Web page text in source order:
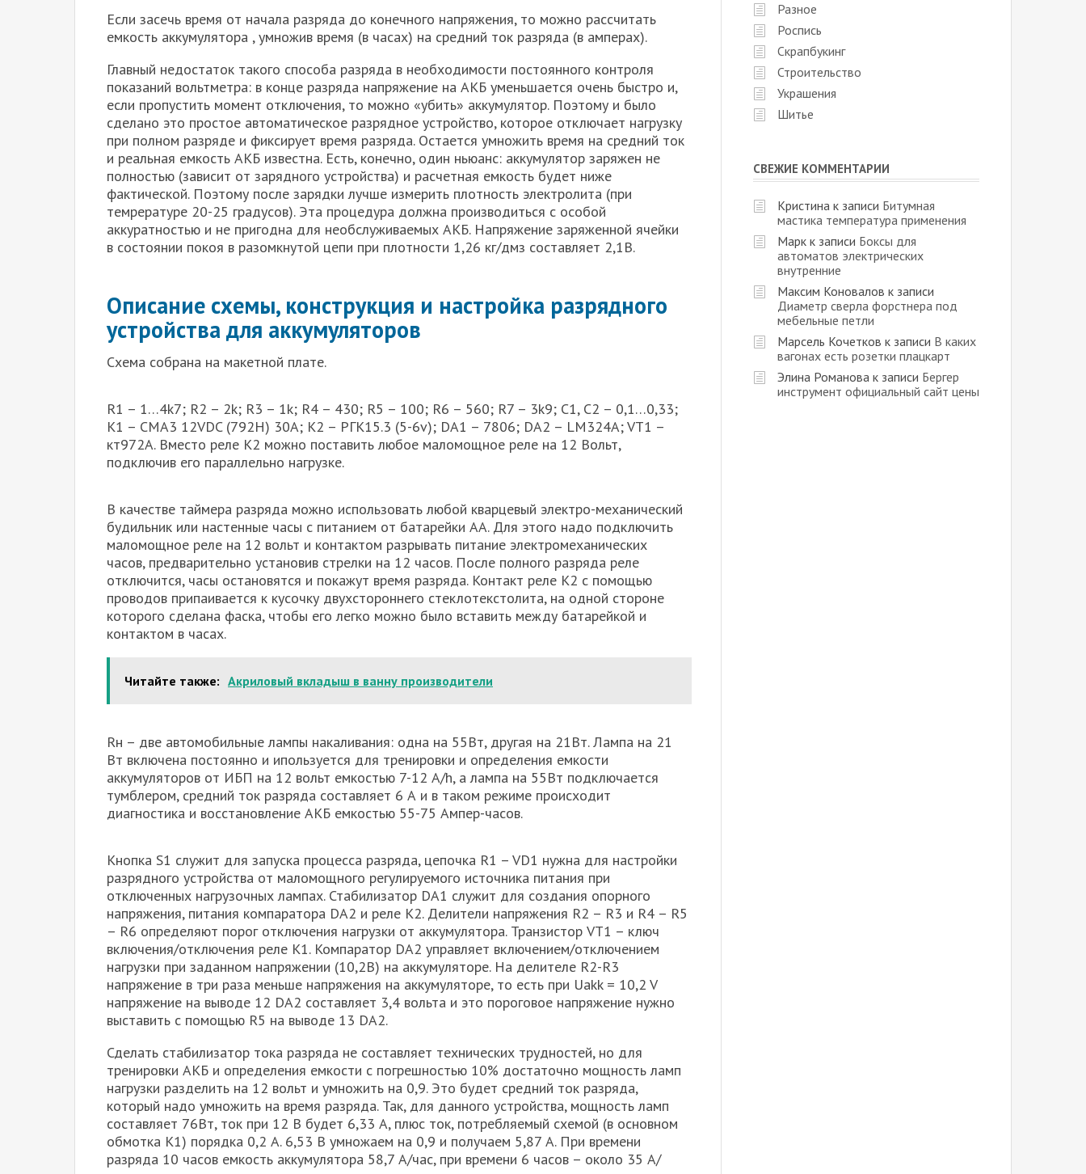
Если засечь время от начала разряда до конечного напряжения, то можно рассчитать
емкость аккумулятора , умножив время (в часах) на средний ток разряда (в амперах).
Главный недостаток такого способа разряда в необходимости постоянного контроля
показаний вольтметра: в конце разряда напряжение на АКБ уменьшается очень быстро и,
если пропустить момент отключения, то можно «убить» аккумулятор. Поэтому и было
сделано это простое автоматическое разрядное устройство, которое отключает нагрузку
при полном разряде и фиксирует время разряда. Остается умножить время на средний ток
и реальная емкость АКБ известна. Есть, конечно, один ньюанс: аккумулятор заряжен не
полностью (зависит от зарядного устройства) и расчетная емкость будет ниже
фактической. Поэтому после зарядки лучше измерить плотность электролита (при
темрературе 20-25 градусов). Эта процедура должна производиться с особой
аккуратностью и не пригодна для необслуживаемых АКБ. Напряжение заряженной ячейки
в состоянии покоя в разомкнутой цепи при плотности 1,26 кг/дмз составляет 2,1В.
Описание схемы, конструкция и настройка разрядного
устройства для аккумуляторов
Схема собрана на макетной плате.
R1 – 1…4k7; R2 – 2k; R3 – 1k; R4 – 430; R5 – 100; R6 – 560; R7 – 3k9; C1, C2 – 0,1…0,33;
K1 – CMA3 12VDC (792H) 30A; K2 – РГК15.3 (5-6v); DA1 – 7806; DA2 – LM324A; VT1 –
кт972А. Вместо реле К2 можно поставить любое маломощное реле на 12 Вольт,
подключив его параллельно нагрузке.
В качестве таймера разряда можно использовать любой кварцевый электро-механический
будильник или настенные часы с питанием от батарейки АА. Для этого надо подключить
маломощное реле на 12 вольт и контактом разрывать питание электромеханических
часов, предварительно установив стрелки на 12 часов. После полного разряда реле
отключится, часы остановятся и покажут время разряда. Контакт реле К2 с помощью
проводов припаивается к кусочку двухстороннего стеклотекстолита, на одной стороне
которого сделана фаска, чтобы его легко можно было вставить между батарейкой и
контактом в часах.
Читайте также: Акриловый вкладыш в ванну производители
Rн – две автомобильные лампы накаливания: одна на 55Вт, другая на 21Вт. Лампа на 21
Вт включена постоянно и ипользуется для тренировки и определения емкости
аккумуляторов от ИБП на 12 вольт емкостью 7-12 A/h, а лампа на 55Вт подключается
тумблером, средний ток разряда составляет 6 А и в таком режиме происходит
диагностика и восстановление АКБ емкостью 55-75 Ампер-часов.
Кнопка S1 служит для запуска процесса разряда, цепочка R1 – VD1 нужна для настройки
разрядного устройства от маломощного регулируемого источника питания при
отключенных нагрузочных лампах. Стабилизатор DA1 служит для создания опорного
напряжения, питания компаратора DA2 и реле K2. Делители напряжения R2 – R3 и R4 – R5
– R6 определяют порог отключения нагрузки от аккумулятора. Транзистор VT1 – ключ
включения/отключения реле К1. Компаратор DA2 управляет включением/отключением
нагрузки при заданном напряжении (10,2В) на аккумуляторе. На делителе R2-R3
напряжение в три раза меньше напряжения на аккумуляторе, то есть при Uakk = 10,2 V
напряжение на выводе 12 DA2 составляет 3,4 вольта и это пороговое напряжение нужно
выставить с помощью R5 на выводе 13 DA2.
Сделать стабилизатор тока разряда не составляет технических трудностей, но для
тренировки АКБ и определения емкости с погрешностью 10% достаточно мощность ламп
нагрузки разделить на 12 вольт и умножить на 0,9. Это будет средний ток разряда,
который надо умножить на время разряда. Так, для данного устройства, мощность ламп
составляет 76Вт, ток при 12 В будет 6,33 А, плюс ток, потребляемый схемой (в основном
обмотка К1) порядка 0,2 А. 6,53 В умножаем на 0,9 и получаем 5,87 А. При времени
разряда 10 часов емкость аккумулятора 58,7 А/час, при времени 6 часов – около 35 А/
Разное
Роспись
Скрапбукинг
Строительство
Украшения
Шитье
СВЕЖИЕ КОММЕНТАРИИ
Кристина к записи Битумная
мастика температура применения
Марк к записи Боксы для
автоматов электрических
внутренние
Максим Коновалов к записи
Диаметр сверла форстнера под
мебельные петли
Марсель Кочетков к записи В каких
вагонах есть розетки плацкарт
Элина Романова к записи Бергер
инструмент официальный сайт цены